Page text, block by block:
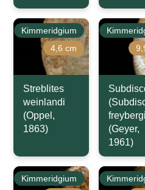
Kimmeridgium
4,6 cm
Streblites
weinlandi
(Oppel,
1863)
freybergi
(Geyer,
1961)
Kimmeridgium